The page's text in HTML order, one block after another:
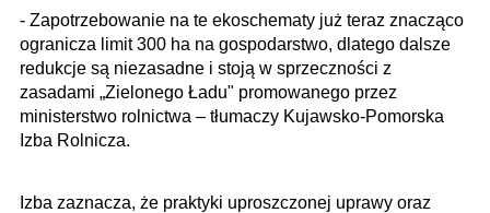
- Zapotrzebowanie na te ekoschematy już teraz znacząco
ogranicza limit 300 ha na gospodarstwo, dlatego dalsze
redukcje są niezasadne i stoją w sprzeczności z
zasadami „Zielonego Ładu" promowanego przez
ministerstwo rolnictwa – tłumaczy Kujawsko-Pomorska
Izba Rolnicza.
Izba zaznacza, że praktyki uproszczonej uprawy oraz